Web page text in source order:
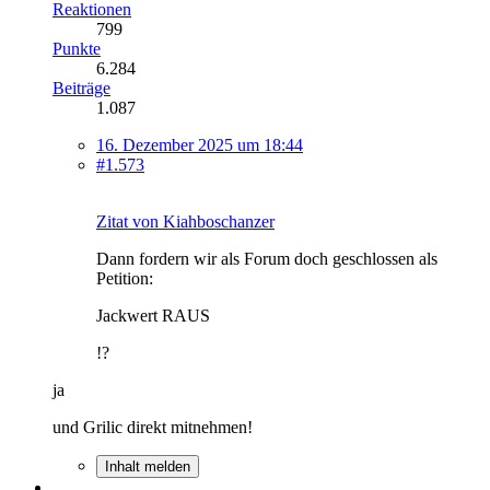
Reaktionen
799
Punkte
6.284
Beiträge
1.087
16. Dezember 2025 um 18:44
#1.573
Zitat von Kiahboschanzer
Dann fordern wir als Forum doch geschlossen als
Petition:
Jackwert RAUS
!?
ja
und Grilic direkt mitnehmen!
Inhalt melden